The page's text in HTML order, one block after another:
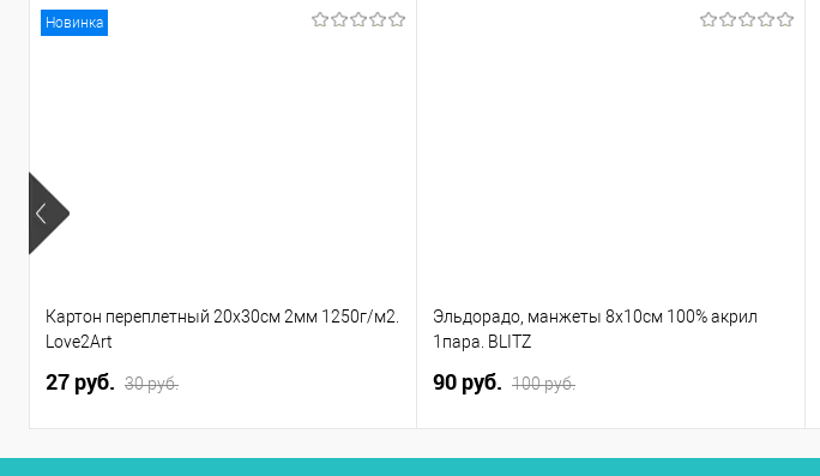
Новинка
Картон переплетный 20х30см 2мм 1250г/м2.
Love2Art
27 руб. 30 руб.
Эльдорадо, манжеты 8х10см 100% акрил
1пара. BLITZ
90 руб. 100 руб.